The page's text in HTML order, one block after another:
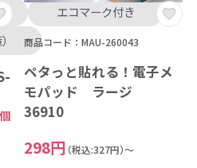
エコマーク付き
商品コード：MAU-260043
ペタっと貼れる！電子メ
モパッド ラージ
36910
298円 （税込:327円）～